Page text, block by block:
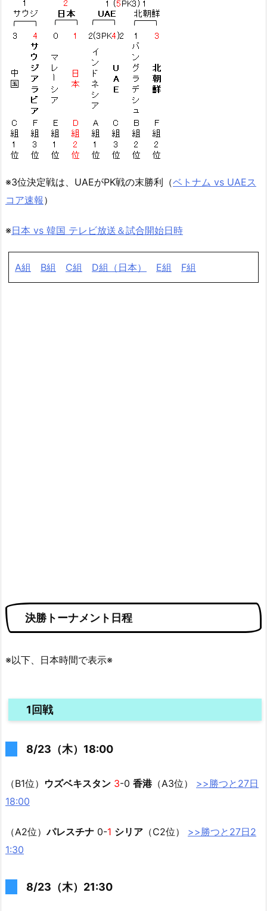
※3位決定戦は、UAEがPK戦の末勝利（ベトナム vs UAEス
コア速報 ）
※日本 vs 韓国 テレビ放送＆試合開始日時
A組 B組 C組 D組（日本） E組 F組
決勝トーナメント日程
※以下、日本時間で表示※
1回戦
8/23（木）18:00
（B1位） ウズベキスタン 3-0 香港（A3位） >>勝つと27日
18:00
（A2位）パレスチナ 0-1 シリア （C2位） >>勝つと27日2
1:30
8/23（木）21:30